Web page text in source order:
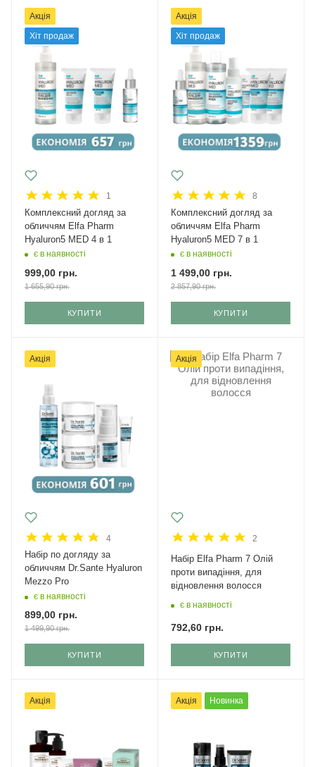
Акція
Хіт продаж
1
Комплексний догляд за
обличчям Elfa Pharm
Hyaluron5 MED 4 в 1
є в наявності
999,00 грн.
1 655,90грн.
КУПИТИ
Акція
Хіт продаж
8
Комплексний догляд за
обличчям Elfa Pharm
Hyaluron5 MED 7 в 1
є в наявності
1 499,00 грн.
2 857,90грн.
КУПИТИ
Акція
4
Набір по догляду за
обличчям Dr.Sante Hyaluron
Mezzo Pro
є в наявності
899,00 грн.
1 499,90грн.
КУПИТИ
Акція
2
Набір Elfa Pharm 7 Олій
проти випадіння, для
відновлення волосся
є в наявності
792,60 грн.
КУПИТИ
Акція Акція Новинка